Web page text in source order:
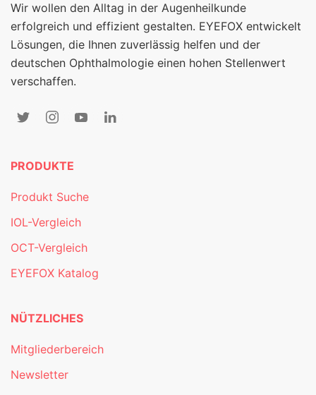
Wir wollen den Alltag in der Augenheilkunde
erfolgreich und effizient gestalten. EYEFOX entwickelt
Lösungen, die Ihnen zuverlässig helfen und der
deutschen Ophthalmologie einen hohen Stellenwert
verschaffen.
PRODUKTE
Produkt Suche
IOL-Vergleich
OCT-Vergleich
EYEFOX Katalog
NÜTZLICHES
Mitgliederbereich
Newsletter